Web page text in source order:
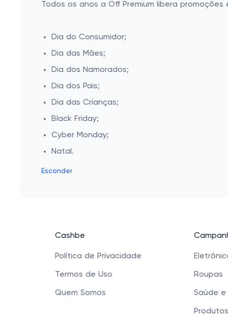
Todos os anos a Off Premium libera
Dia do Consumidor;
Dia das Mães;
Dia dos Namorados;
Dia dos Pais;
Dia das Crianças;
Black Friday;
Cyber Monday;
Natal.
Esconder
Cashbe
Política de Privacidade
Termos de Uso
Quem Somos
Roupas
Saúde e